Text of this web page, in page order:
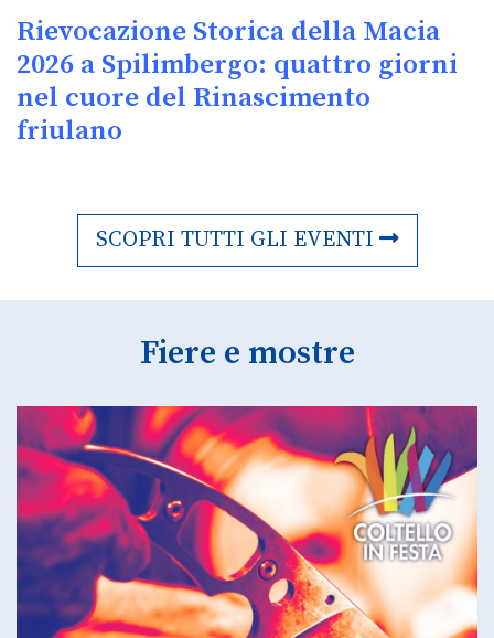
Rievocazione Storica della Macia
2026 a Spilimbergo: quattro giorni
nel cuore del Rinascimento
friulano
SCOPRI TUTTI GLI EVENTI
Fiere e mostre